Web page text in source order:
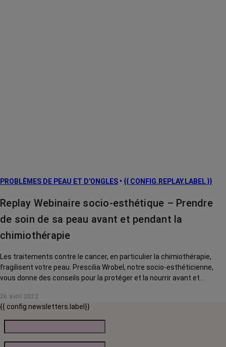
PROBLÈMES DE PEAU ET D'ONGLES • {{ CONFIG.REPLAY.LABEL }}
Replay Webinaire socio-esthétique – Prendre
de soin de sa peau avant et pendant la
chimiothérapie
Les traitements contre le cancer, en particulier la chimiothérapie,
fragilisent votre peau. Prescilia Wrobel, notre socio-esthéticienne,
vous donne des conseils pour la protéger et la nourrir avant et
26 avril 2022
{{ config.newsletters.label}}